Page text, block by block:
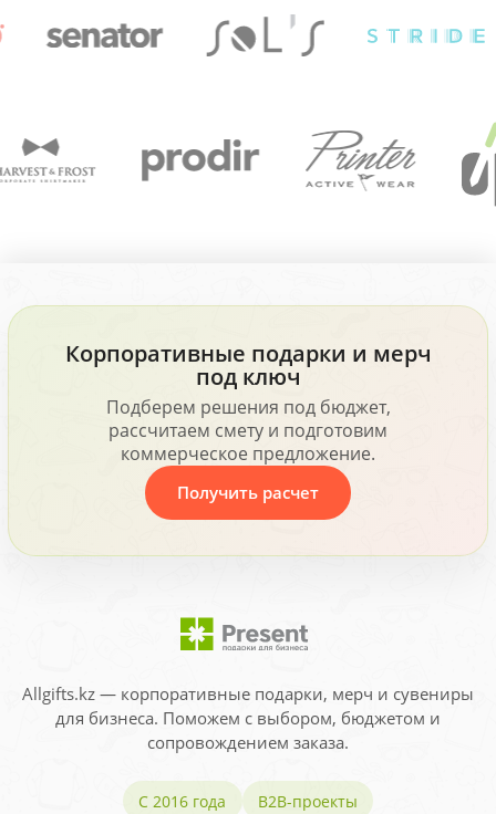
Корпоративные подарки и мерч
под ключ
Подберем решения под бюджет,
рассчитаем смету и подготовим
коммерческое предложение.
Получить расчет
Allgifts.kz — корпоративные подарки, мерч и сувениры
для бизнеса. Поможем с выбором, бюджетом и
сопровождением заказа.
С 2016 года B2B-проекты